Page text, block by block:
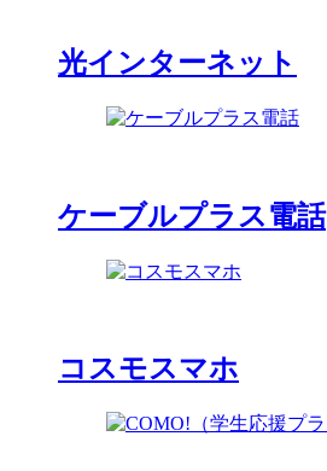
光インターネット
ケーブルプラス電話
コスモスマホ